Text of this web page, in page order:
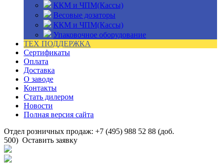
ККМ и ЧПМ(Кассы)
Весовые дозаторы
ККМ и ЧПМ(Кассы)
Упаковочное оборудование
ТЕХ ПОДДЕРЖКА
Сертификаты
Оплата
Доставка
О заводе
Контакты
Стать дилером
Новости
Полная версия сайта
Отдел розничных продаж: +7 (495) 988 52 88 (доб.
500) Оставить заявку